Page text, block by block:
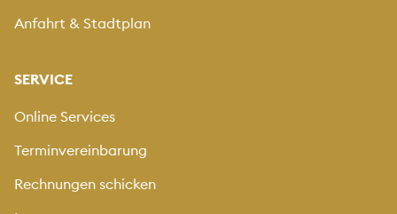
Anfahrt & Stadtplan
SERVICE
Online Services
Terminvereinbarung
Rechnungen schicken